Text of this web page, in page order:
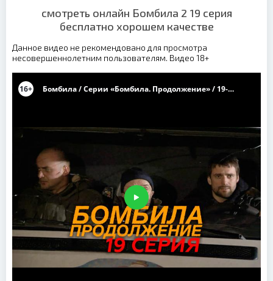
смотреть онлайн Бомбила 2 19 серия
бесплатно хорошем качестве
Данное видео не рекомендовано для просмотра
несовершеннолетним пользователям. Видео 18+